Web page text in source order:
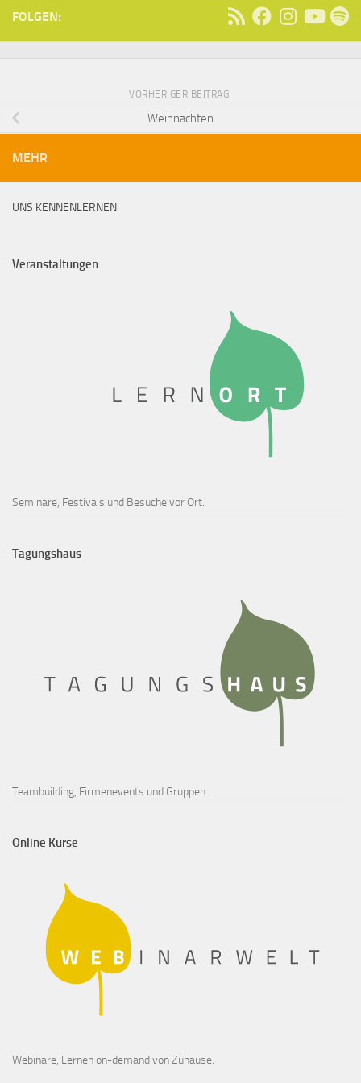
FOLGEN:
VORHERIGER BEITRAG
Weihnachten
MEHR
UNS KENNENLERNEN
Veranstaltungen
Seminare, Festivals und Besuche vor Ort.
Tagungshaus
Teambuilding, Firmenevents und Gruppen.
Online Kurse
Webinare, Lernen on-demand von Zuhause.